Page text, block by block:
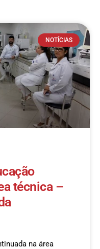
NOTÍCIAS
técnica –
na área